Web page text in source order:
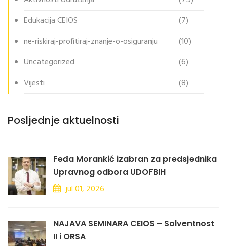
Edukacija CEIOS
(7)
ne-riskiraj-profitiraj-znanje-o-osiguranju
(10)
Uncategorized
(6)
Vijesti
(8)
Posljednje aktuelnosti
Feđa Morankić izabran za predsjednika
Upravnog odbora UDOFBIH
jul 01, 2026
NAJAVA SEMINARA CEIOS – Solventnost
II i ORSA